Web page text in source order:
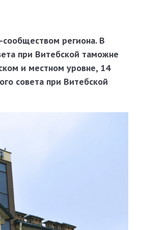
сообществом региона. В
при Витебской таможне
и местном уровне, 14
совета при Витебской